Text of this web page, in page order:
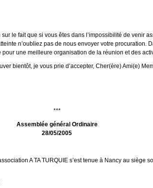
le fait que si vous êtes dans l’impossibilité de venir
n’oubliez pas de nous envoyer votre procuration.
une meilleure organisation de la réunion et des
bientôt, je vous prie d’accepter, Cher(ère) Ami(e)
***
Assemblée général Ordinaire
28/05/2005
A TA TURQUIE s’est tenue à Nancy au siège